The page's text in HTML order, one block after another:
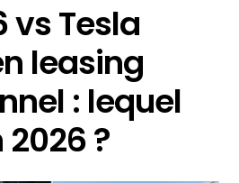
vs Tesla
leasing
: lequel
?